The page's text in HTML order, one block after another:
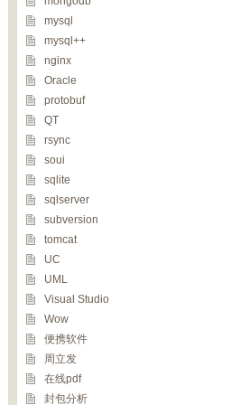
mysql
mysql++
nginx
Oracle
protobuf
QT
rsync
soui
sqlite
sqlserver
subversion
tomcat
UC
UML
Visual Studio
Wow
便携软件
周立发
在线pdf
封包分析